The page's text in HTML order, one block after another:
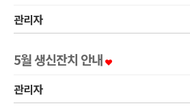
관리자
5월 생신잔치 안내
관리자